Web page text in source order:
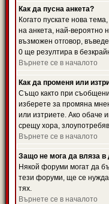
Как да пусна анкета?
Когато пускате нова
на анкета, най-вероятно
възможен отговор,
0 ще резултира в
Върнете се в началото
Как да променя или
Също както при
изберете за промяна
или изтриете. Ако обаче
срещу хора,
Върнете се в началото
Защо не мога да вляза
Някой форуми могат да
тези форуми, ще се
тях.
Върнете се в началото